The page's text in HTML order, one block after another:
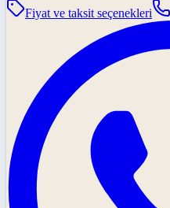
Fiyat ve taksit seçenekleri